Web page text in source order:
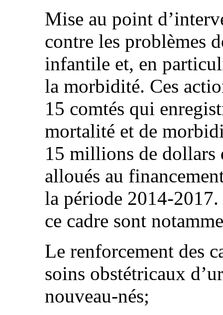
Mise au point
contre les problèmes
infantile et, en
la morbidité. Ces
15 comtés qui
mortalité et de
15 millions de dollars
alloués au
la période 2014-
ce cadre sont
Le renforcement des
soins obstétricaux
nouveau-nés;